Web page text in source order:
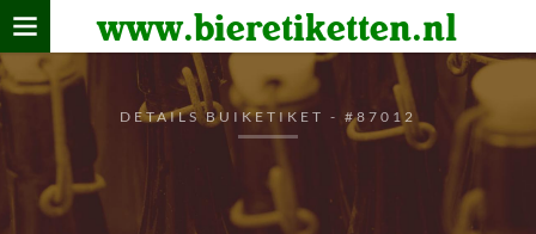
www.bieretiketten.nl
Home
verzamelen
De bierkaart
Bezoekers
DETAILS BUIKETIKET - #87012